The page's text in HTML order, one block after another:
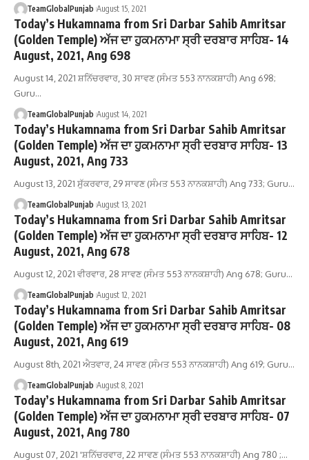
TeamGlobalPunjab August 15, 2021
Today’s Hukamnama from Sri Darbar Sahib Amritsar
(Golden Temple) ਅੱਜ ਦਾ ਹੁਕਮਨਾਮਾ ਸ੍ਰੀ ਦਰਬਾਰ ਸਾਹਿਬ- 14
August, 2021, Ang 698
August 14, 2021 ਸ਼ਨਿੱਚਰਵਾਰ, 30 ਸਾਵਣ (ਸੰਮਤ 553 ਨਾਨਕਸ਼ਾਹੀ) Ang 698;
Guru…
TeamGlobalPunjab August 14, 2021
Today’s Hukamnama from Sri Darbar Sahib Amritsar
(Golden Temple) ਅੱਜ ਦਾ ਹੁਕਮਨਾਮਾ ਸ੍ਰੀ ਦਰਬਾਰ ਸਾਹਿਬ- 13
August, 2021, Ang 733
August 13, 2021 ਸੁੱਕਰਵਾਰ, 29 ਸਾਵਣ (ਸੰਮਤ 553 ਨਾਨਕਸ਼ਾਹੀ) Ang 733; Guru…
TeamGlobalPunjab August 13, 2021
Today’s Hukamnama from Sri Darbar Sahib Amritsar
(Golden Temple) ਅੱਜ ਦਾ ਹੁਕਮਨਾਮਾ ਸ੍ਰੀ ਦਰਬਾਰ ਸਾਹਿਬ- 12
August, 2021, Ang 678
August 12, 2021 ਵੀਰਵਾਰ, 28 ਸਾਵਣ (ਸੰਮਤ 553 ਨਾਨਕਸ਼ਾਹੀ) Ang 678; Guru…
TeamGlobalPunjab August 12, 2021
Today’s Hukamnama from Sri Darbar Sahib Amritsar
(Golden Temple) ਅੱਜ ਦਾ ਹੁਕਮਨਾਮਾ ਸ੍ਰੀ ਦਰਬਾਰ ਸਾਹਿਬ- 08
August, 2021, Ang 619
August 8th, 2021 ਐਤਵਾਰ, 24 ਸਾਵਣ (ਸੰਮਤ 553 ਨਾਨਕਸ਼ਾਹੀ) Ang 619; Guru…
TeamGlobalPunjab August 8, 2021
Today’s Hukamnama from Sri Darbar Sahib Amritsar
(Golden Temple) ਅੱਜ ਦਾ ਹੁਕਮਨਾਮਾ ਸ੍ਰੀ ਦਰਬਾਰ ਸਾਹਿਬ- 07
August, 2021, Ang 780
August 07, 2021 'ਸ਼ਨਿੱਚਰਵਾਰ, 22 ਸਾਵਣ (ਸੰਮਤ 553 ਨਾਨਕਸ਼ਾਹੀ) Ang 780 ;…